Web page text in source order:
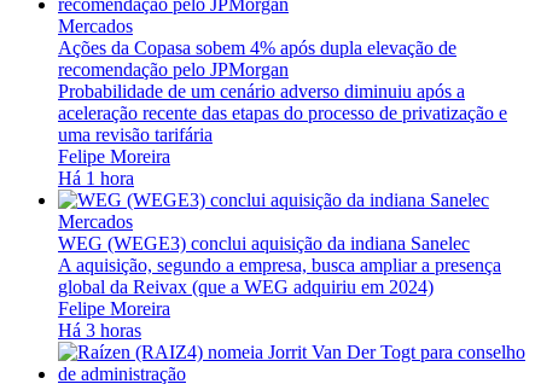
Mercados
Ações da Copasa sobem 4% após dupla elevação de
recomendação pelo JPMorgan
Probabilidade de um cenário adverso diminuiu após a
aceleração recente das etapas do processo de privatização e
uma revisão tarifária
Felipe Moreira
Há 1 hora
Mercados
WEG (WEGE3) conclui aquisição da indiana Sanelec
A aquisição, segundo a empresa, busca ampliar a presença
global da Reivax (que a WEG adquiriu em 2024)
Felipe Moreira
Há 3 horas